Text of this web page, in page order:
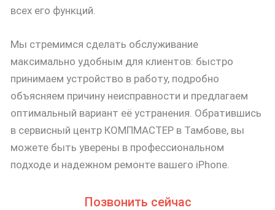
всех его функций.
Мы стремимся сделать обслуживание
максимально удобным для клиентов: быстро
принимаем устройство в работу, подробно
объясняем причину неисправности и предлагаем
оптимальный вариант её устранения. Обратившись
в сервисный центр КОМПМАСТЕР в Тамбове, вы
можете быть уверены в профессиональном
подходе и надежном ремонте вашего iPhone.
Позвонить сейчас